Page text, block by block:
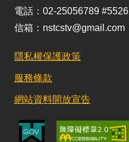
電話：02-25056789 #5526
信箱：nstcstv@gmail.com
隱私權保護政策
服務條款
網站資料開放宣告